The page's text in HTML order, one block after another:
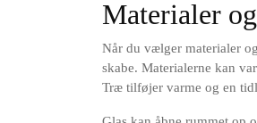
Materialer
Når du vælger materialer
skabe. Materialerne kan
Træ tilføjer varme og en